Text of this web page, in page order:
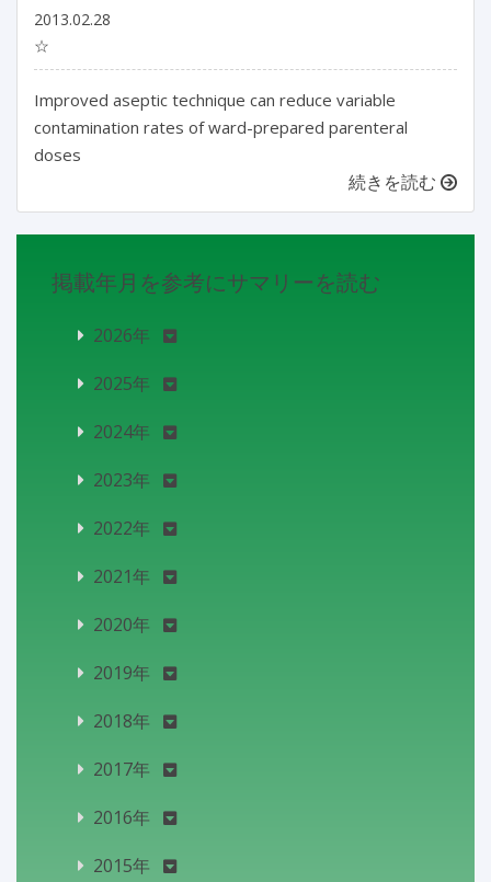
2013.02.28
☆
Improved aseptic technique can reduce variable
contamination rates of ward-prepared parenteral
doses
続きを読む
掲載年月を参考にサマリーを読む
2026年
2025年
2024年
2023年
2022年
2021年
2020年
2019年
2018年
2017年
2016年
2015年